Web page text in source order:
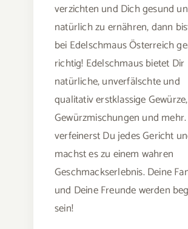
verzichten und Dich gesund
natürlich zu ernähren, dann
bei Edelschmaus Österreich
richtig! Edelschmaus bietet Dir
natürliche, unverfälschte und
qualitativ erstklassige Gewürze,
Gewürzmischungen und
verfeinerst Du jedes Gericht
machst es zu einem wahren
Geschmackserlebnis. Deine
und Deine Freunde werden
sein!